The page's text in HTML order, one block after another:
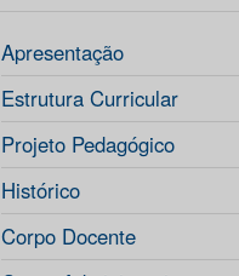
Apresentação
Estrutura Curricular
Projeto Pedagógico
Histórico
Corpo Docente